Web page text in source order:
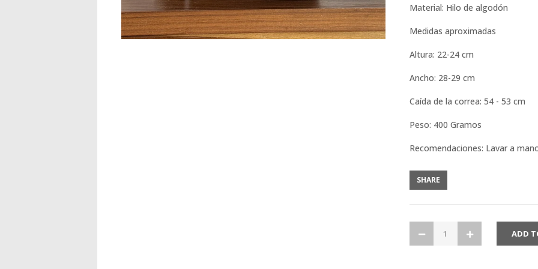
Material: Hilo de algodón
Medidas aproximadas
Altura: 22-24 cm
Ancho: 28-29 cm
Caída de la correa: 54 - 53 cm
Peso: 400 Gramos
Recomendaciones: Lavar a
SHARE